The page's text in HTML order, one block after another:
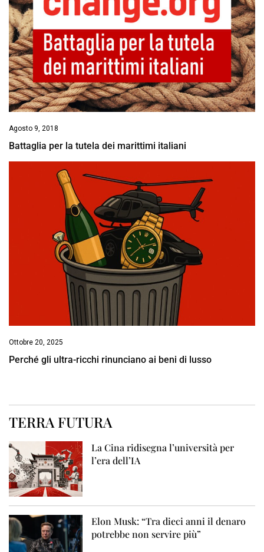
Agosto 9, 2018
Battaglia per la tutela dei marittimi italiani
Ottobre 20, 2025
Perché gli ultra-ricchi rinunciano ai beni di lusso
TERRA FUTURA
La Cina ridisegna l’università per
l’era dell’IA
Elon Musk: “Tra dieci anni il denaro
potrebbe non servire più”